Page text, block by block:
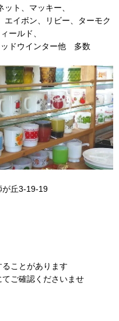
ト、マッキー、
エイボン、リビー、ターモク
ールド、
ッドウインター他 多数
丘3-19-19
とがあります
確認くださいませ